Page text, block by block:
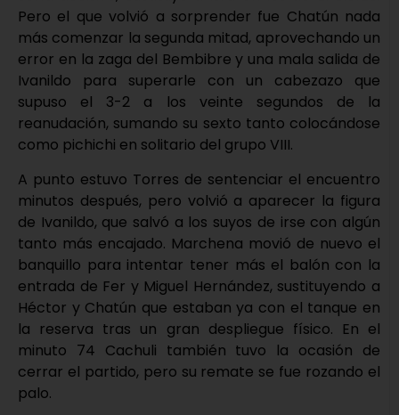
Pero el que volvió a sorprender fue Chatún nada
más comenzar la segunda mitad, aprovechando un
error en la zaga del Bembibre y una mala salida de
Ivanildo para superarle con un cabezazo que
supuso el 3-2 a los veinte segundos de la
reanudación, sumando su sexto tanto colocándose
como pichichi en solitario del grupo VIII.
A punto estuvo Torres de sentenciar el encuentro
minutos después, pero volvió a aparecer la figura
de Ivanildo, que salvó a los suyos de irse con algún
tanto más encajado. Marchena movió de nuevo el
banquillo para intentar tener más el balón con la
entrada de Fer y Miguel Hernández, sustituyendo a
Héctor y Chatún que estaban ya con el tanque en
la reserva tras un gran despliegue físico. En el
minuto 74 Cachuli también tuvo la ocasión de
cerrar el partido, pero su remate se fue rozando el
palo.